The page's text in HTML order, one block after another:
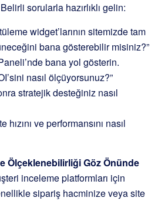
sorularla hazırlıklı gelin:
widget’larının sitemizde tam
bana gösterebilir misiniz?”
bana yol gösterin.
nasıl ölçüyorsunuz?”
stratejik desteğiniz nasıl
hızını ve performansını nasıl
Ölçeklenebilirliği Göz Önünde
inceleme platformları için
sipariş hacminize veya site